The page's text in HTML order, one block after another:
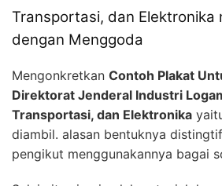
Transportasi, dan Elektronika
dengan Menggoda
Mengonkretkan Contoh Plakat
Direktorat Jenderal Industri
Transportasi, dan Elektronika
diambil. alasan bentuknya
pengikut menggunakannya bagai